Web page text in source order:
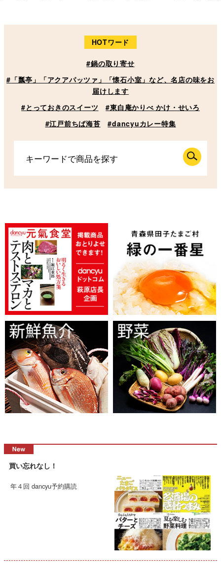
HOTワード
#鍋の取り寄せ
#「瓢亭」「アクアパッツァ」「懐石小室」など、名店の味をお
届けします
#とっておきのスイーツ
#東白庵かりべ かけ・せいろ
#江戸前ちば海苔
#dancyuカレー特集
買い忘れなし！
年４回 dancyu予約購読